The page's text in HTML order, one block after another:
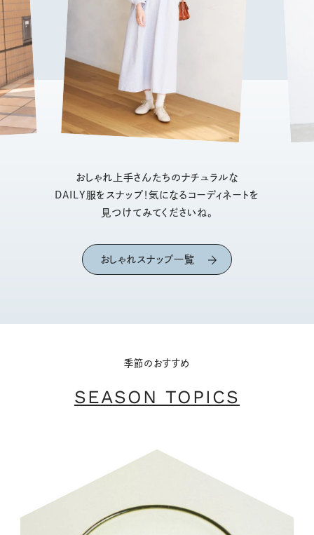
おしゃれ上手さんたちのナチュラルな
DAILY服をスナップ！気になるコーディネートを
見つけてみてくださいね。
おしゃれスナップ一覧
季節のおすすめ
SEASON TOPICS